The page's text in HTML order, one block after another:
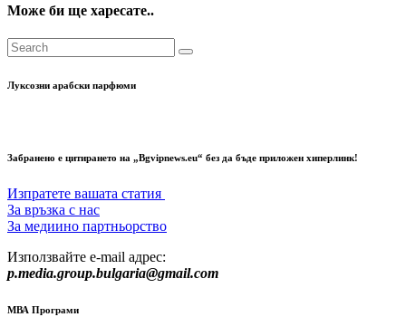
Може би ще харесате..
Луксозни арабски парфюми
Забранено е цитирането на „Bgvipnews.eu“ без да бъде приложен хиперлинк!
Изпратете вашата статия
За връзка с нас
За медиино партньорство
Използвайте e-mail адрес:
p.media.group.bulgaria@gmail.com
МВА Програми